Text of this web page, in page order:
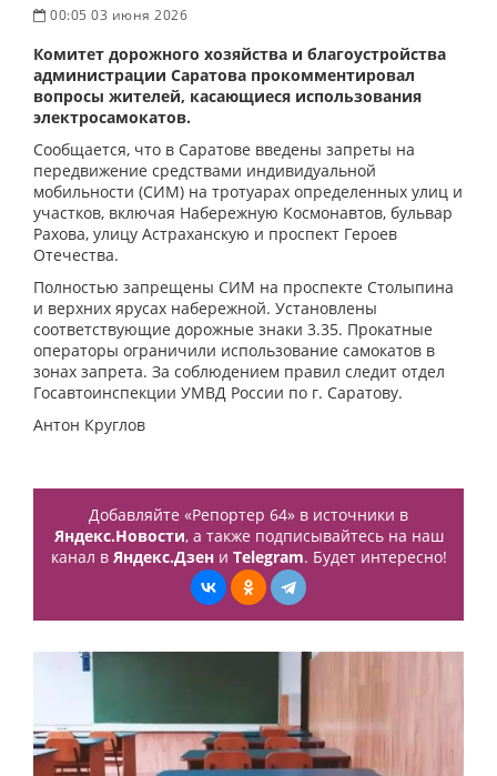
00:05 03 июня 2026
Комитет дорожного хозяйства и благоустройства
администрации Саратова прокомментировал
вопросы жителей, касающиеся использования
электросамокатов.
Сообщается, что в Саратове введены запреты на
передвижение средствами индивидуальной
мобильности (СИМ) на тротуарах определенных улиц и
участков, включая Набережную Космонавтов, бульвар
Рахова, улицу Астраханскую и проспект Героев
Отечества.
Полностью запрещены СИМ на проспекте Столыпина
и верхних ярусах набережной. Установлены
соответствующие дорожные знаки 3.35. Прокатные
операторы ограничили использование самокатов в
зонах запрета. За соблюдением правил следит отдел
Госавтоинспекции УМВД России по г. Саратову.
Антон Круглов
Добавляйте «Репортер 64» в источники в
Яндекс.Новости, а также подписывайтесь на наш
канал в Яндекс.Дзени Telegram. Будет интересно!